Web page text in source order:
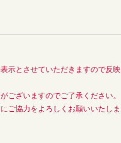
示とさせていただきますので反映
ございますのでご了承ください。
ご協力をよろしくお願いいたしま